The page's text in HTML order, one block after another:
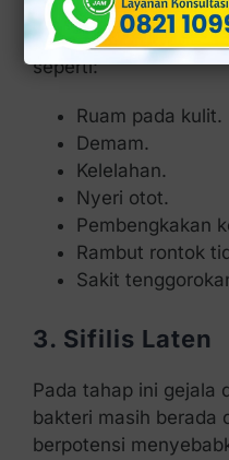
Jika tidak di obati,
menjadi stadium
seperti:
Ruam pada kulit.
Demam.
Kelelahan.
Nyeri otot.
Pembengkakan
Rambut rontok
Sakit
3. Sifilis Laten
Pada tahap ini gejala
bakteri masih berada
berpotensi